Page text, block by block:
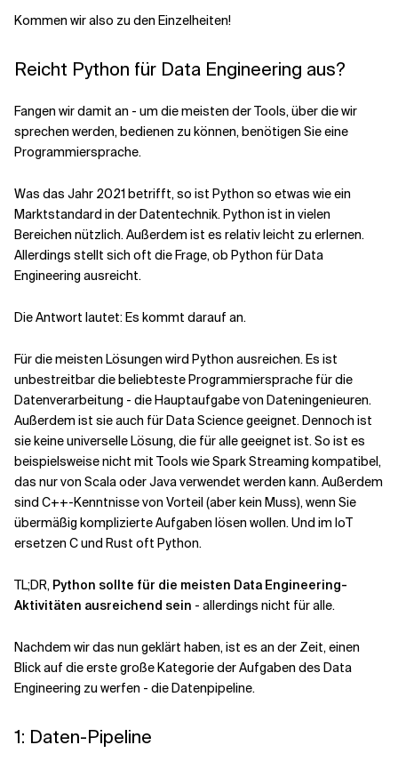
Kommen wir also zu den Einzelheiten!
Reicht Python für Data Engineering aus?
Fangen wir damit an - um die meisten der Tools, über die wir
sprechen werden, bedienen zu können, benötigen Sie eine
Programmiersprache.
Was das Jahr 2021 betrifft, so ist Python so etwas wie ein
Marktstandard in der Datentechnik. Python ist in vielen
Bereichen nützlich. Außerdem ist es relativ leicht zu erlernen.
Allerdings stellt sich oft die Frage, ob Python für Data
Engineering ausreicht.
Die Antwort lautet: Es kommt darauf an.
Für die meisten Lösungen wird Python ausreichen. Es ist
unbestreitbar die beliebteste Programmiersprache für die
Datenverarbeitung - die Hauptaufgabe von Dateningenieuren.
Außerdem ist sie auch für Data Science geeignet. Dennoch ist
sie keine universelle Lösung, die für alle geeignet ist. So ist es
beispielsweise nicht mit Tools wie Spark Streaming kompatibel,
das nur von Scala oder Java verwendet werden kann. Außerdem
sind C++-Kenntnisse von Vorteil (aber kein Muss), wenn Sie
übermäßig komplizierte Aufgaben lösen wollen. Und im IoT
ersetzen C und Rust oft Python.
TL;DR, Python sollte für die meisten Data Engineering-
Aktivitäten ausreichend sein - allerdings nicht für alle.
Nachdem wir das nun geklärt haben, ist es an der Zeit, einen
Blick auf die erste große Kategorie der Aufgaben des Data
Engineering zu werfen - die Datenpipeline.
1: Daten-Pipeline